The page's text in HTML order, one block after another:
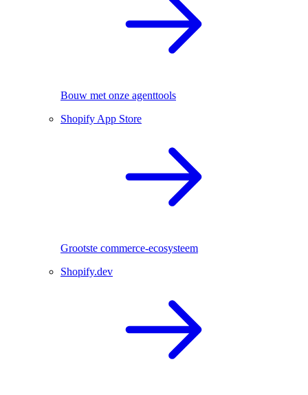
Bouw met onze agenttools
Shopify App Store
Grootste commerce-ecosysteem
Shopify.dev